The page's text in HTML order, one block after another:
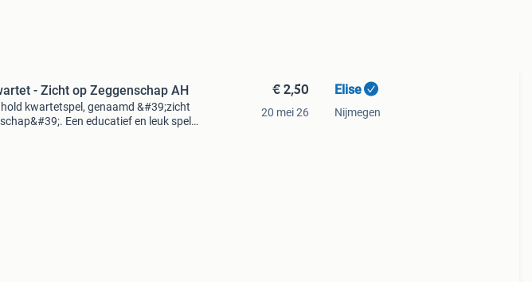
- Zicht op Zeggenschap AH
kwartetspel, genaamd &#39;zicht
Een educatief en leuk spel
€ 2,50
20 mei 26
Elise
Nijmegen